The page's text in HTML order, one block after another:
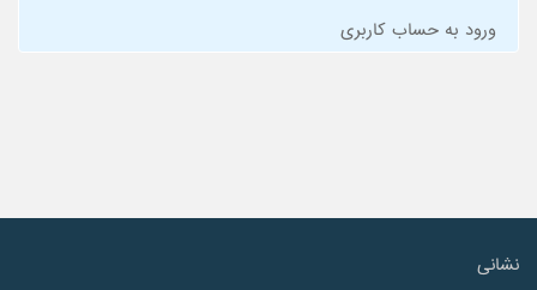
ورود به حساب کاربری
نشانی